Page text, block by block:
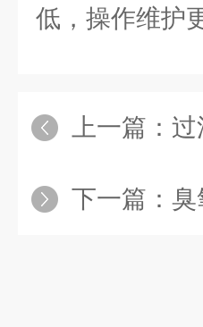
低，操作维护
上一篇： 过
下一篇： 臭